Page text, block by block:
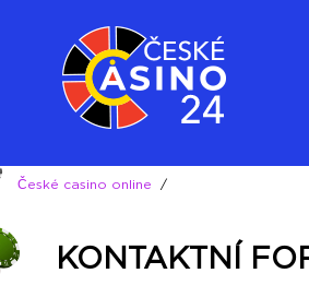
České casino online /
KONTAKTNÍ